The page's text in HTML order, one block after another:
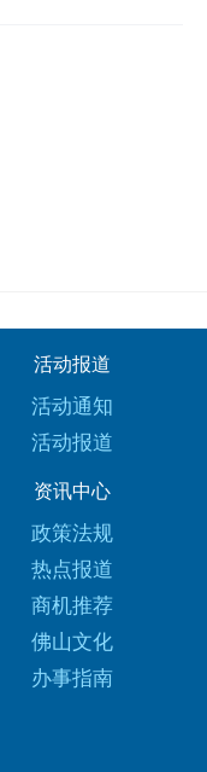
活动报道
活动通知
活动报道
资讯中心
政策法规
热点报道
商机推荐
佛山文化
办事指南